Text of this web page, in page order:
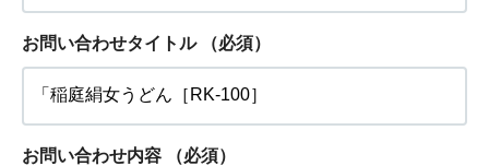
お問い合わせタイトル （必須）
お問い合わせ内容 （必須）